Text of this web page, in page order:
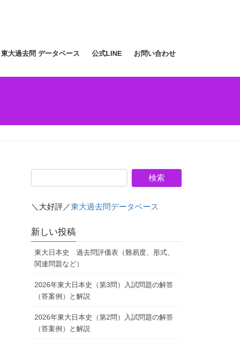
東大過去問 データベース 公式LINE お問い合わせ
＼大好評／東大過去問データベース
新しい投稿
東大日本史 過去問評価表（難易度、形式、
関連問題など）
2026年東大日本史（第3問）入試問題の解答
（答案例）と解説
2026年東大日本史（第2問）入試問題の解答
（答案例）と解説